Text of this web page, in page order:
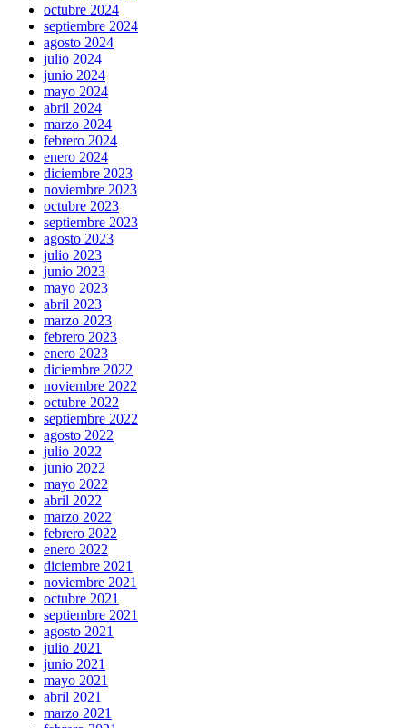
octubre 2024
septiembre 2024
agosto 2024
julio 2024
junio 2024
mayo 2024
abril 2024
marzo 2024
febrero 2024
enero 2024
diciembre 2023
noviembre 2023
octubre 2023
septiembre 2023
agosto 2023
julio 2023
junio 2023
mayo 2023
abril 2023
marzo 2023
febrero 2023
enero 2023
diciembre 2022
noviembre 2022
octubre 2022
septiembre 2022
agosto 2022
julio 2022
junio 2022
mayo 2022
abril 2022
marzo 2022
febrero 2022
enero 2022
diciembre 2021
noviembre 2021
octubre 2021
septiembre 2021
agosto 2021
julio 2021
junio 2021
mayo 2021
abril 2021
marzo 2021